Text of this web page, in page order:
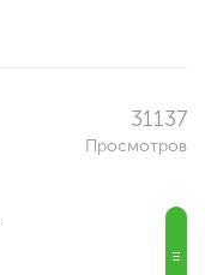
31137
Просмотров